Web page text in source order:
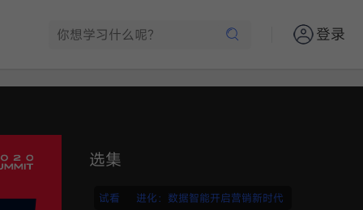
登录
选集
试看 进化：数据智能开启营销新时代